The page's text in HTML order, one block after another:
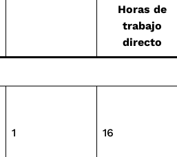
Horas de
trabajo
directo
1 16